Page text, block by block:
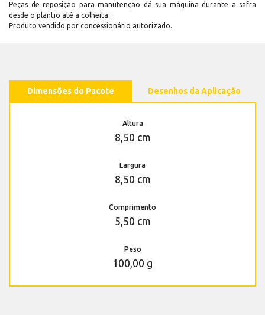
Peças de reposição para manutenção dá sua máquina durante a safra
desde o plantio até a colheita.
Produto vendido por concessionário autorizado.
Dimensões do Pacote Desenhos da Aplicação
Altura
8,50 cm
Largura
8,50 cm
Comprimento
5,50 cm
Peso
100,00 g